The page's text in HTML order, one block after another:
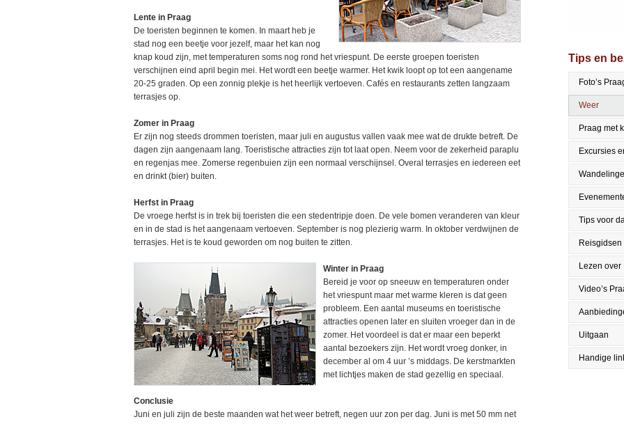
Lente in Praag
De toeristen beginnen te komen. In maart heb je
stad nog een beetje voor jezelf, maar het kan nog
knap koud zijn, met temperaturen soms nog rond het vriespunt. De eerste groepen toeristen
verschijnen eind april begin mei. Het wordt een beetje warmer. Het kwik loopt op tot een aangename
20-25 graden. Op een zonnig plekje is het heerlijk vertoeven. Cafés en restaurants zetten langzaam
terrasjes op.
Zomer in Praag
Er zijn nog steeds drommen toeristen, maar juli en augustus vallen vaak mee wat de drukte betreft. De
dagen zijn aangenaam lang. Toeristische attracties zijn tot laat open. Neem voor de zekerheid paraplu
en regenjas mee. Zomerse regenbuien zijn een normaal verschijnsel. Overal terrasjes en iedereen eet
en drinkt (bier) buiten.
Herfst in Praag
De vroege herfst is in trek bij toeristen die een stedentripje doen. De vele bomen veranderen van kleur
en in de stad is het aangenaam vertoeven. September is nog plezierig warm. In oktober verdwijnen de
terrasjes. Het is te koud geworden om nog buiten te zitten.
Winter in Praag
Bereid je voor op sneeuw en temperaturen onder
het vriespunt maar met warme kleren is dat geen
probleem. Een aantal museums en toeristische
attracties openen later en sluiten vroeger dan in de
zomer. Het voordeel is dat er maar een beperkt
aantal bezoekers zijn. Het wordt vroeg donker, in
december al om 4 uur ’s middags. De kerstmarkten
met lichtjes maken de stad gezellig en speciaal.
Conclusie
Juni en juli zijn de beste maanden wat het weer betreft, negen uur zon per dag. Juni is met 50 mm net
Tips en
Foto’s
Weer
Praag met
Excursies
Tips voor
Reisgidsen
Lezen over
Video’s
Uitgaan
Handige